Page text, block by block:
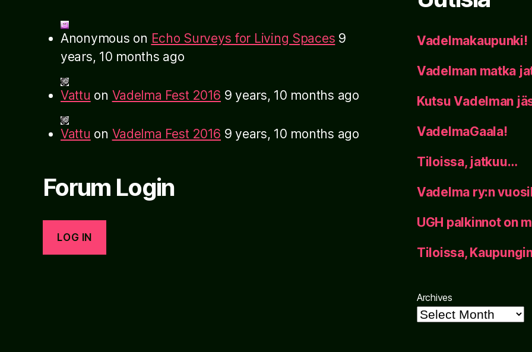
Anonymous on Echo Surveys for Living Spaces 9
years, 10 months ago
Vattu on Vadelma Fest 2016 9 years, 10 months ago
Vattu on Vadelma Fest 2016 9 years, 10 months ago
Forum Login
LOG IN
Vadelmakaupunki!
Vadelman matka
Kutsu Vadelman
VadelmaGaala!
Tiloissa, jatkuu…
Vadelma ry:n
UGH palkinnot on
Tiloissa,
Archives